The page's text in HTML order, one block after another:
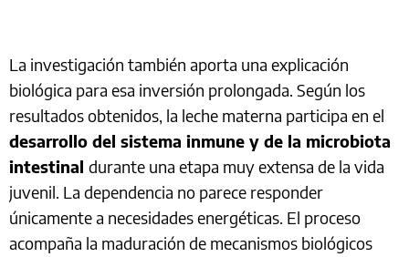
La investigación también aporta una explicación
biológica para esa inversión prolongada. Según los
resultados obtenidos, la leche materna participa en el
desarrollo del sistema inmune y de la microbiota
intestinal durante una etapa muy extensa de la vida
juvenil. La dependencia no parece responder
únicamente a necesidades energéticas. El proceso
acompaña la maduración de mecanismos biológicos